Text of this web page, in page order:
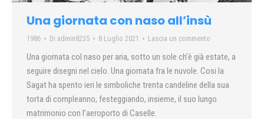
Una giornata con naso all’insù
1986 Di admin8235 8 Luglio 2021 Lascia un commento
Una giornata col naso per aria, sotto un sole ch’è già estate, a
seguire disegni nel cielo. Una giornata fra le nuvole. Cosi la
Sagat ha spento ieri le simboliche trenta candeline della sua
torta di compleanno, festeggiando, insieme, il suo lungo
matrimonio con l’aeroporto di Caselle.